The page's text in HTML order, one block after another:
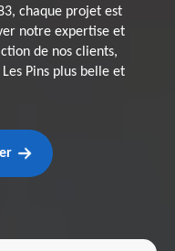
chaque projet est
notre expertise et
de nos clients,
Pins plus belle et